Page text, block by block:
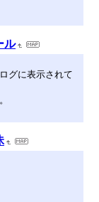
ル
グに表示されて